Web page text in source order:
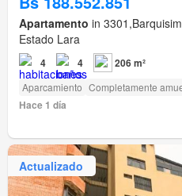
Apartamento in
Estado Lara
4 4 206 m²
Aparcamiento Completamente
Hace 1 día
Actualizado